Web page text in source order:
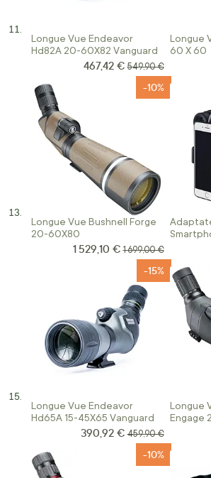
Longue Vue Endeavor
Hd82A 20-60X82 Vanguard
Prix Spécial
467,42 € Prix normal
549,90 €
Longue
60 X 60
Longue Vue Bushnell Forge
20-60X80
-10%
Prix Spécial
1 529,10 € Prix normal
1 699,00 €
Longue Vue Endeavor
Hd65A 15-45X65 Vanguard
-15%
Prix Spécial
390,92 € Prix normal
459,90 €
Longue
Engage
-10%